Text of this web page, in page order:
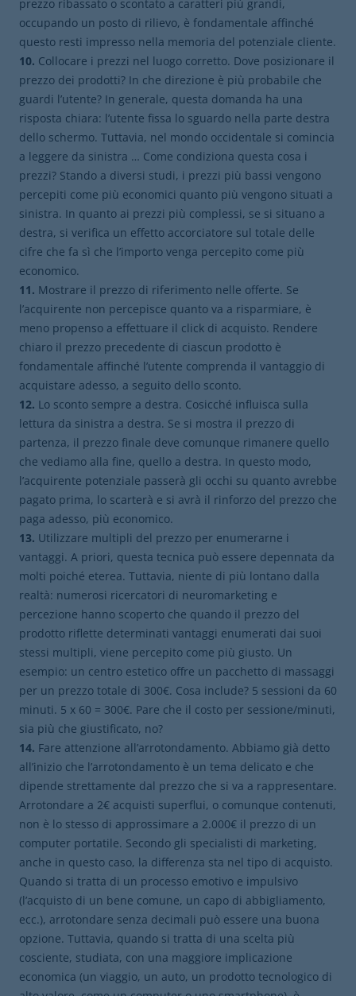
prezzo ribassato o scontato a caratteri più grandi,
occupando un posto di rilievo, è fondamentale affinché
questo resti impresso nella memoria del potenziale cliente.
10. Collocare i prezzi nel luogo corretto. Dove posizionare il
prezzo dei prodotti? In che direzione è più probabile che
guardi l’utente? In generale, questa domanda ha una
risposta chiara: l’utente fissa lo sguardo nella parte destra
dello schermo. Tuttavia, nel mondo occidentale si comincia
a leggere da sinistra … Come condiziona questa cosa i
prezzi? Stando a diversi studi, i prezzi più bassi vengono
percepiti come più economici quanto più vengono situati a
sinistra. In quanto ai prezzi più complessi, se si situano a
destra, si verifica un effetto accorciatore sul totale delle
cifre che fa sì che l’importo venga percepito come più
economico.
11. Mostrare il prezzo di riferimento nelle offerte. Se
l’acquirente non percepisce quanto va a risparmiare, è
meno propenso a effettuare il click di acquisto. Rendere
chiaro il prezzo precedente di ciascun prodotto è
fondamentale affinché l’utente comprenda il vantaggio di
acquistare adesso, a seguito dello sconto.
12. Lo sconto sempre a destra. Cosicché influisca sulla
lettura da sinistra a destra. Se si mostra il prezzo di
partenza, il prezzo finale deve comunque rimanere quello
che vediamo alla fine, quello a destra. In questo modo,
l’acquirente potenziale passerà gli occhi su quanto avrebbe
pagato prima, lo scarterà e si avrà il rinforzo del prezzo che
paga adesso, più economico.
13. Utilizzare multipli del prezzo per enumerarne i
vantaggi. A priori, questa tecnica può essere depennata da
molti poiché eterea. Tuttavia, niente di più lontano dalla
realtà: numerosi ricercatori di neuromarketing e
percezione hanno scoperto che quando il prezzo del
prodotto riflette determinati vantaggi enumerati dai suoi
stessi multipli, viene percepito come più giusto. Un
esempio: un centro estetico offre un pacchetto di massaggi
per un prezzo totale di 300€. Cosa include? 5 sessioni da 60
minuti. 5 x 60 = 300€. Pare che il costo per sessione/minuti,
sia più che giustificato, no?
14. Fare attenzione all’arrotondamento. Abbiamo già detto
all’inizio che l’arrotondamento è un tema delicato e che
dipende strettamente dal prezzo che si va a rappresentare.
Arrotondare a 2€ acquisti superflui, o comunque contenuti,
non è lo stesso di approssimare a 2.000€ il prezzo di un
computer portatile. Secondo gli specialisti di marketing,
anche in questo caso, la differenza sta nel tipo di acquisto.
Quando si tratta di un processo emotivo e impulsivo
(l’acquisto di un bene comune, un capo di abbigliamento,
ecc.), arrotondare senza decimali può essere una buona
opzione. Tuttavia, quando si tratta di una scelta più
cosciente, studiata, con una maggiore implicazione
economica (un viaggio, un auto, un prodotto tecnologico di